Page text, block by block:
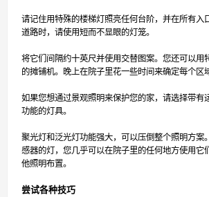
请记住用特殊的楼梯灯照亮任何台阶，并在所有入
道路时，请使用短而不显眼的灯笼。
将它们间隔约十英尺并使用交替图案。您还可以用
的摊铺机。晚上在院子里花一些时间来确定每个区
如果您想通过景观照明来保护您的家，请选择带有
功能的灯具。
聚光灯和泛光灯功能强大，可以压倒整个照明方案
感器的灯，您几乎可以在院子里的任何地方使用它
他照明布置。
尝试各种技巧